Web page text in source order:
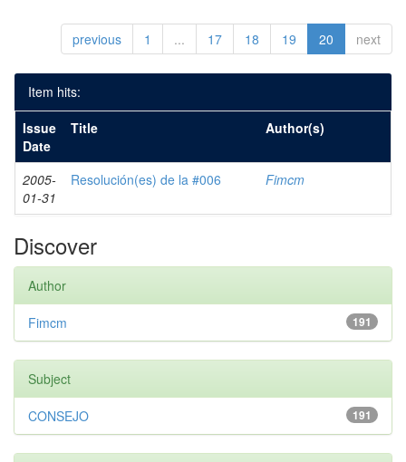
previous 1 ... 17 18 19 20 next
Item hits:
Issue
Date
Title Author(s)
2005-
01-31
Resolución(es) de la #006 Fimcm
Discover
Author
191
Fimcm
Subject
191
CONSEJO